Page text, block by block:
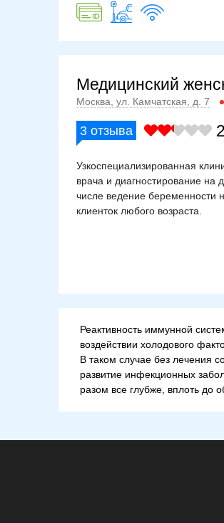
Медицинский
Москва, ул. Камчатская, д. 7
3 отзыва
Узкоспециализированная
врача и диагностирование на
числе ведение беременности
клиенток любого возраста.
Реактивность иммунной
воздействии холодового
В таком случае без лечения
развитие инфекционных
разом все глубже, вплоть до